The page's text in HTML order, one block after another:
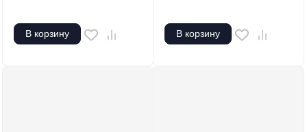
В корзину В корзину